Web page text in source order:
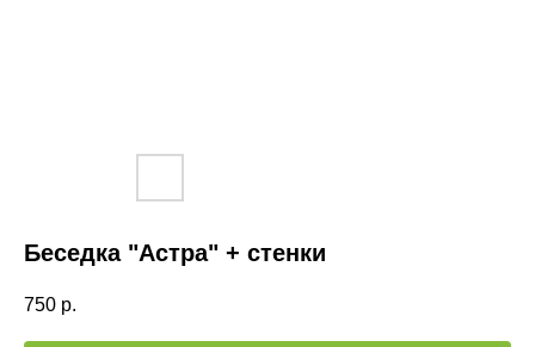
Беседка "Астра" + стенки
750 р.